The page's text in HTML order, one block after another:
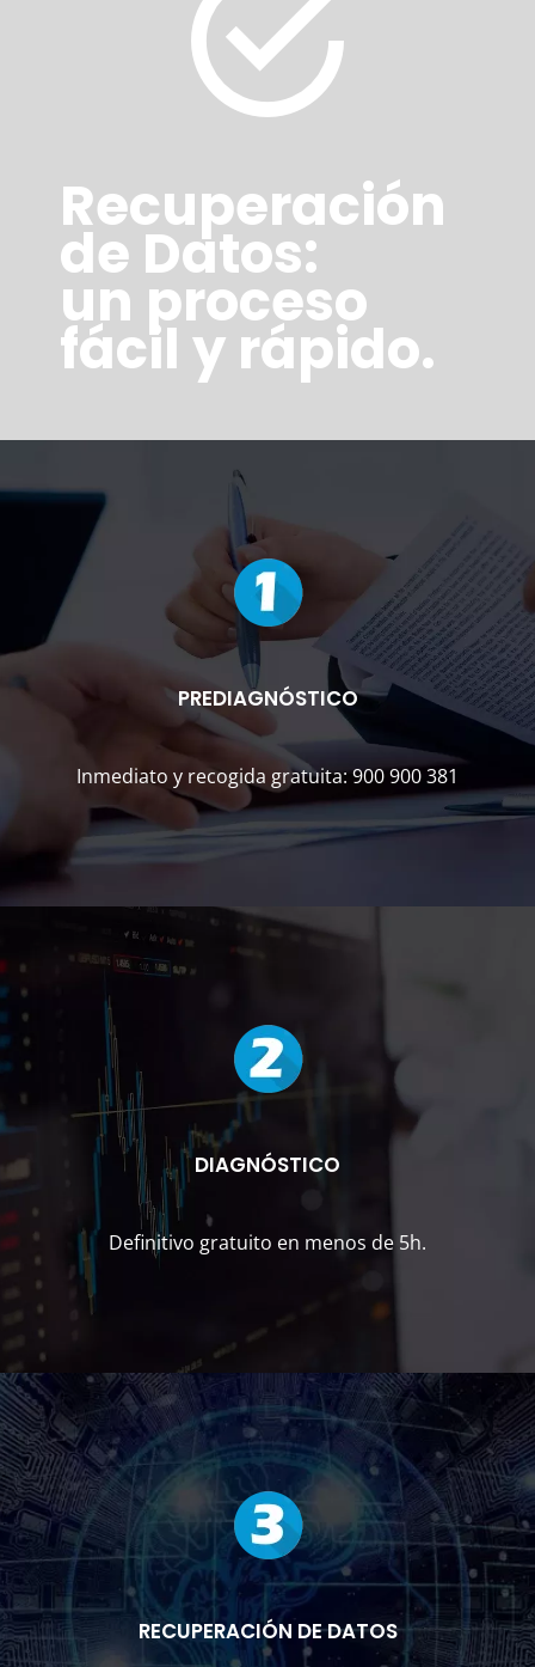
Recuperación
de Datos:
un proceso
fácil y rápido.
PREDIAGNÓSTICO
Inmediato y recogida gratuita: 900 900 381
DIAGNÓSTICO
Definitivo gratuito en menos de 5h.
RECUPERACIÓN DE DATOS